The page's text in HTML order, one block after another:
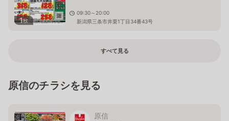
1枚
09:30～20:00
新潟県三条市井栗1丁目34番43号
すべて見る
原信のチラシを見る
原信